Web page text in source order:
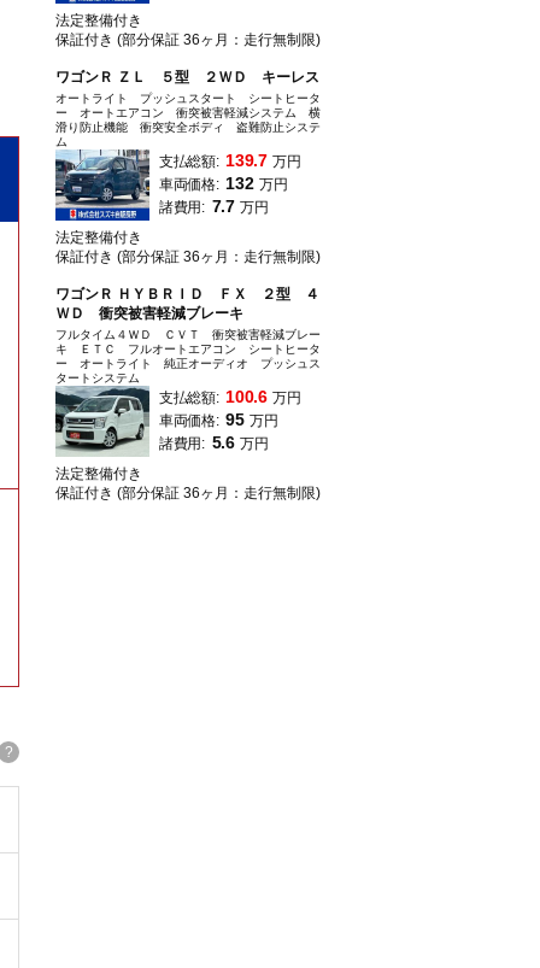
?
法定整備付き
保証付き (部分保証 36ヶ月：走行無制限)
ワゴンＲ ＺＬ ５型 ２ＷＤ キーレス
オートライト プッシュスタート シートヒータ
ー オートエアコン 衝突被害軽減システム 横
滑り防止機能 衝突安全ボディ 盗難防止システ
ム
支払総額: 139.7 万円
車両価格: 132 万円
諸費用: 7.7 万円
法定整備付き
保証付き (部分保証 36ヶ月：走行無制限)
ワゴンＲ ＨＹＢＲＩＤ ＦＸ ２型 ４
ＷＤ 衝突被害軽減ブレーキ
フルタイム４ＷＤ ＣＶＴ 衝突被害軽減ブレー
キ ＥＴＣ フルオートエアコン シートヒータ
ー オートライト 純正オーディオ プッシュス
タートシステム
支払総額: 100.6 万円
車両価格: 95 万円
諸費用: 5.6 万円
法定整備付き
保証付き (部分保証 36ヶ月：走行無制限)